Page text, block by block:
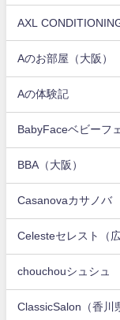
AXL
Aのお部屋（大阪）
Aの体験記
BabyFaceベビーフ
BBA（大阪）
Casanovaカサノバ
Celesteセレスト（
chouchouシュシュ
ClassicSalon（香川